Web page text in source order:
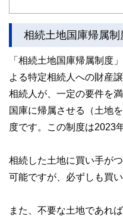
「未来が見えるね研
緒に描いていきたい
相続土地国庫帰属制
「相続土地国庫帰属制度
よる特定相続人への財産
相続人が、一定の要件を
国庫に帰属させる（土地
度です。この制度は2023
相続した土地に買い手が
可能ですが、必ずしも買
また、不要な土地であれ